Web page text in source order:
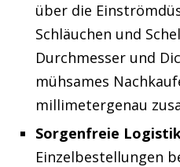
über die
Schläuchen und
Durchmesser und
mühsames
millimetergenau
Sorgenfreie
Einzelbestellungen